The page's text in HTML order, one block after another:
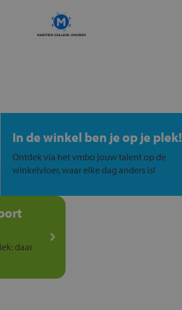
In de winkel ben je op je plek!
Ontdek via het vmbo jouw talent op de
winkelvloer, waar elke dag anders is!
daar